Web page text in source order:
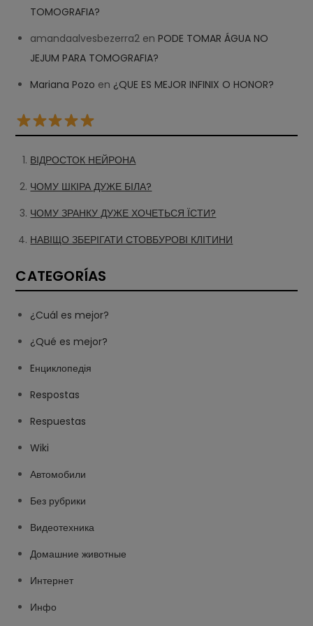
TOMOGRAFIA?
amandaalvesbezerra2 enPODE TOMAR ÁGUA NO
JEJUM PARA TOMOGRAFIA?
Mariana Pozo en ¿QUE ES MEJOR INFINIX O HONOR?
ВІДРОСТОК НЕЙРОНА
ЧОМУ ШКІРА ДУЖЕ БІЛА?
ЧОМУ ЗРАНКУ ДУЖЕ ХОЧЕТЬСЯ ЇСТИ?
НАВІЩО ЗБЕРІГАТИ СТОВБУРОВІ КЛІТИНИ
CATEGORÍAS
¿Cuál es mejor?
¿Qué es mejor?
Eнциклопедія
Respostas
Respuestas
Wiki
Автомобили
Без рубрики
Видеотехника
Домашние животные
Интернет
Инфо